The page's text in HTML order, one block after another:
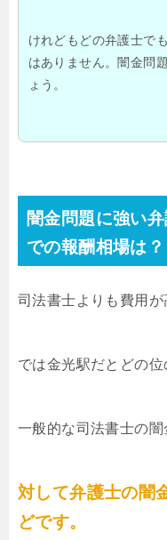
けれどもどの弁護士で
はありません。闇金問
ょう。
闇金問題に強い
での報酬相場は？
司法書士よりも費用が
では金光駅だとどの
一般的な司法書士の闇
対して弁護士の闇
どです。